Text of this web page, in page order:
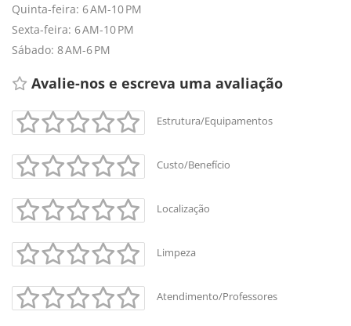
Quinta-feira: 6 AM-10 PM
Sexta-feira: 6 AM-10 PM
Sábado: 8 AM-6 PM
Avalie-nos e escreva uma avaliação
Estrutura/Equipamentos
Custo/Benefício
Localização
Limpeza
Atendimento/Professores